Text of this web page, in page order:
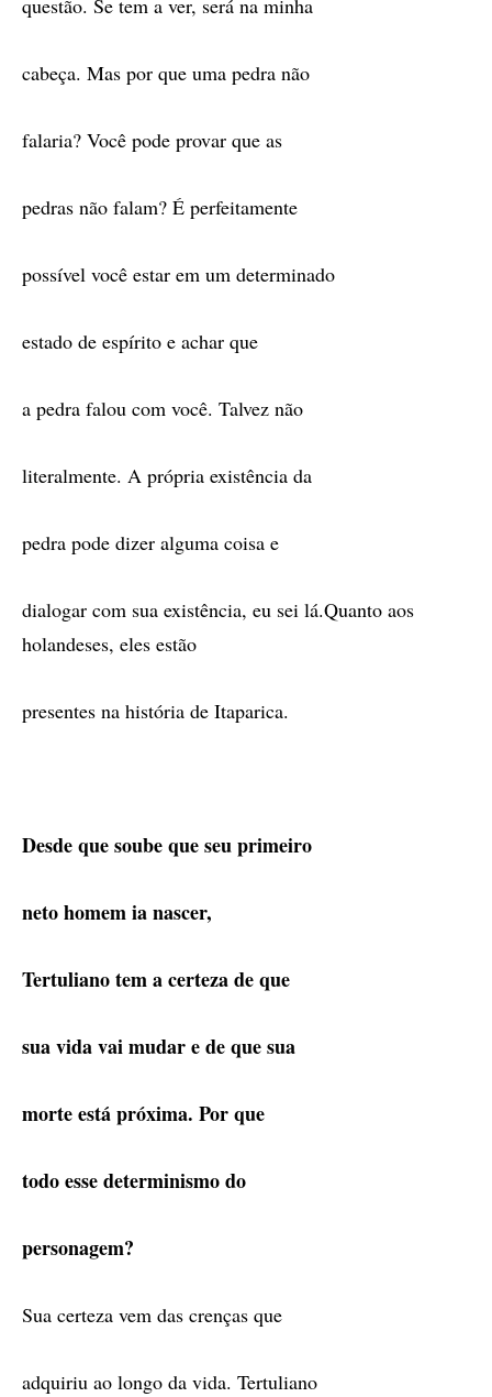
questão. Se tem a ver, será na minha
cabeça. Mas por que uma pedra não
falaria? Você pode provar que as
pedras não falam? É perfeitamente
possível você estar em um determinado
estado de espírito e achar que
a pedra falou com você. Talvez não
literalmente. A própria existência da
pedra pode dizer alguma coisa e
dialogar com sua existência, eu sei lá.Quanto aos
holandeses, eles estão
presentes na história de Itaparica.
Desde que soube que seu primeiro
neto homem ia nascer,
Tertuliano tem a certeza de que
sua vida vai mudar e de que sua
morte está próxima. Por que
todo esse determinismo do
personagem?
Sua certeza vem das crenças que
adquiriu ao longo da vida. Tertuliano